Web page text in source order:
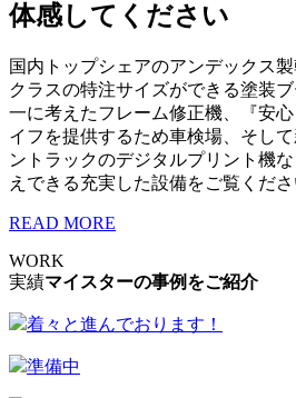
体感してください
国内トップシェアのアンデックス
クラスの特注サイズができる塗装
一に考えたフレーム修正機、『安
イフを提供するため車検場、そし
ントラックのデジタルプリント機
えできる充実した設備をご覧くださ
READ MORE
WORK
実績マイスターの事例をご紹介
着々と進んでおります！
準備中